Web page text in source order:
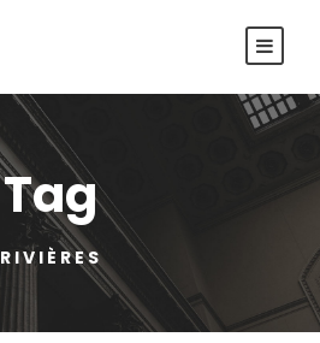
Tag
RIVIÈRES